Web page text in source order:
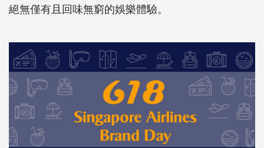
絕無僅有且回味無窮的娛樂體驗。